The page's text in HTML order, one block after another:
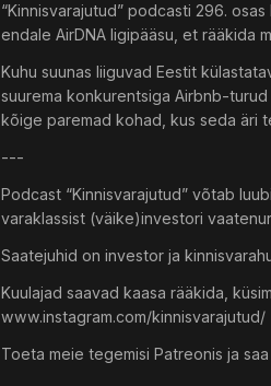
“Kinnisvarajutud” podcasti 296.
endale AirDNA ligipääsu, et rääkida
Kuhu suunas liiguvad Eestit
suurema konkurentsiga Airbnb-
kõige paremad kohad, kus seda äri
---
Podcast “Kinnisvarajutud” võtab
varaklassist (väike)investori
Saatejuhid on investor ja
Kuulajad saavad kaasa rääkida,
www.instagram.com/kinnisvarajutud/
Toeta meie tegemisi Patreonis ja